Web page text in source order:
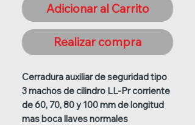
Adicionar al Carrito
Realizar compra
Cerradura auxiliar de seguridad tipo
3 machos de cilindro LL-Pr corriente
de 60, 70, 80 y 100 mm de longitud
mas boca llaves normales